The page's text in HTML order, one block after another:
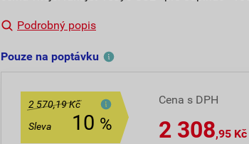
Podrobný popis
Pouze na poptávku
2 570,19 Kč
Sleva
10 %
Cena s DPH
2 308,95 Kč